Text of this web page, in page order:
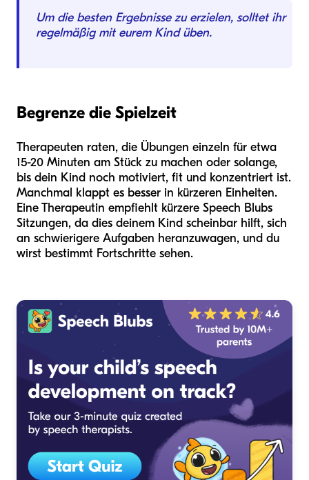
Um die besten Ergebnisse zu erzielen, solltet ihr
regelmäßig mit eurem Kind üben.
Begrenze die Spielzeit
Therapeuten raten, die Übungen einzeln für etwa
15-20 Minuten am Stück zu machen oder solange,
bis dein Kind noch motiviert, fit und konzentriert ist.
Manchmal klappt es besser in kürzeren Einheiten.
Eine Therapeutin empfiehlt kürzere Speech Blubs
Sitzungen, da dies deinem Kind scheinbar hilft, sich
an schwierigere Aufgaben heranzuwagen, und du
wirst bestimmt Fortschritte sehen.